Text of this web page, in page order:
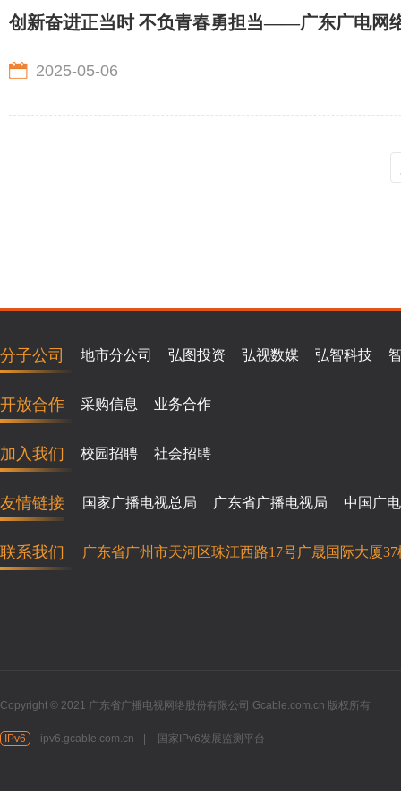
创新奋进正当时 不负青春勇担当——广东广电网
2025-05-06
分子公司 地市分公司 弘图投资 弘视数媒 弘智科技
开放合作 采购信息 业务合作
加入我们 校园招聘 社会招聘
友情链接 国家广播电视总局 广东省广播电视局 中国广电
联系我们 广东省广州市天河区珠江西路17号广晟国际大厦37
Copyright © 2021 广东省广播电视网络股份有限公司 Gcable.com.cn 版权所有
IPv6 ipv6.gcable.com.cn | 国家IPv6发展监测平台